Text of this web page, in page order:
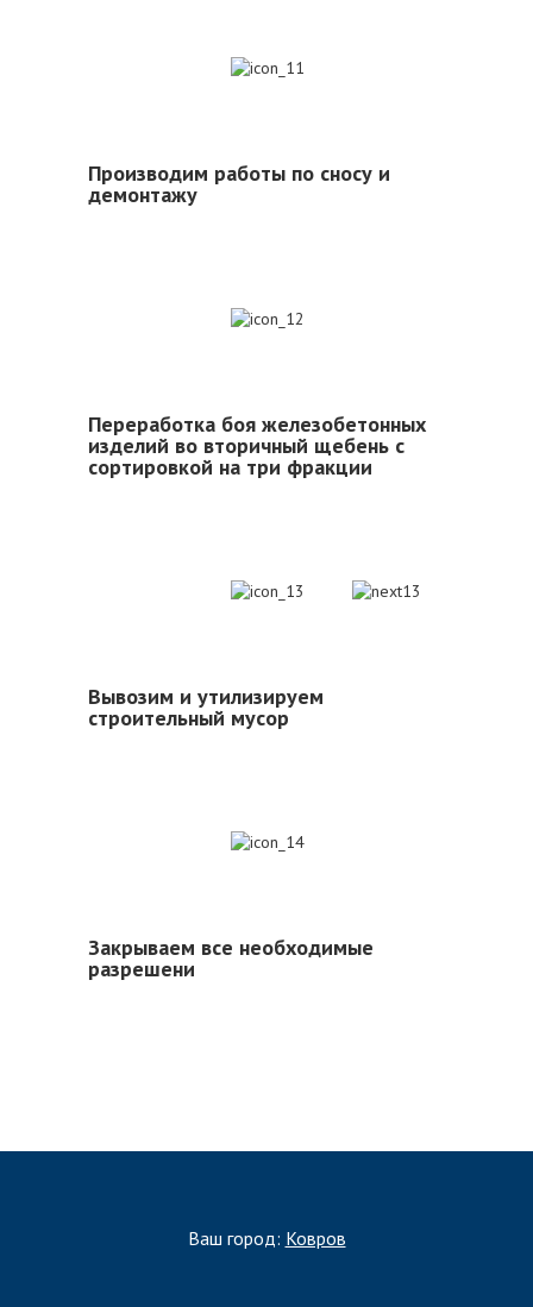
Производим работы по сносу и
демонтажу
Переработка боя железобетонных
изделий во вторичный щебень с
сортировкой на три фракции
Вывозим и утилизируем
строительный мусор
Закрываем все необходимые
разрешени
Ваш город: Ковров